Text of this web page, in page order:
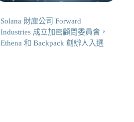
Solana 財庫公司 Forward
Industries 成立加密顧問委員會，
Ethena 和 Backpack 創辦人入選